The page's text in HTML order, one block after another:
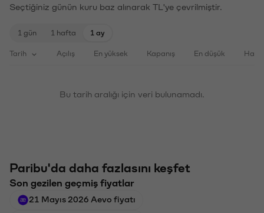
Seçtiğiniz günün kuru baz alınarak TL'ye çevrilmiştir.
1 gün 1 hafta 1 ay
Tarih Açılış En yüksek Kapanış En düşük
Bu tarih aralığı için veri bulunamadı.
Paribu'da daha fazlasını keşfet
Son gezilen geçmiş fiyatlar
21 Mayıs 2026 Aevo fiyatı